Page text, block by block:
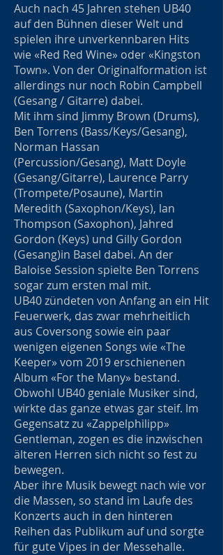
Auch nach 45 Jahren stehen UB40
auf den Bühnen dieser Welt und
spielen ihre unverkennbaren Hits
wie «Red Red Wine» oder «Kingston
Town». Von der Originalformation ist
allerdings nur noch Robin Campbell
(Gesang / Gitarre) dabei.
Mit ihm sind Jimmy Brown (Drums),
Ben Torrens (Bass/Keys/Gesang),
Norman Hassan
(Percussion/Gesang), Matt Doyle
(Gesang/Gitarre), Laurence Parry
(Trompete/Posaune), Martin
Meredith (Saxophon/Keys), lan
Thompson (Saxophon), Jahred
Gordon (Keys) und Gilly Gordon
(Gesang)in Basel dabei. An der
Baloise Session spielte Ben Torrens
sogar zum ersten mal mit.
UB40 zündeten von Anfang an ein Hit
Feuerwerk, das zwar mehrheitlich
aus Coversong sowie ein paar
wenigen eigenen Songs wie «The
Keeper» vom 2019 erschienenen
Album «For the Many» bestand.
Obwohl UB40 geniale Musiker sind,
wirkte das ganze etwas gar steif. Im
Gegensatz zu «Zappelphilipp»
Gentleman, zogen es die inzwischen
älteren Herren sich nicht so fest zu
bewegen.
Aber ihre Musik bewegt nach wie vor
die Massen, so stand im Laufe des
Konzerts auch in den hinteren
Reihen das Publikum auf und sorgte
für gute Vipes in der Messehalle.